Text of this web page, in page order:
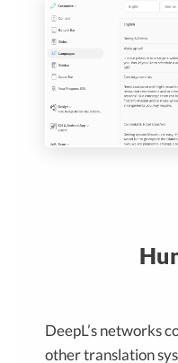
DeepL’s networks
other translation